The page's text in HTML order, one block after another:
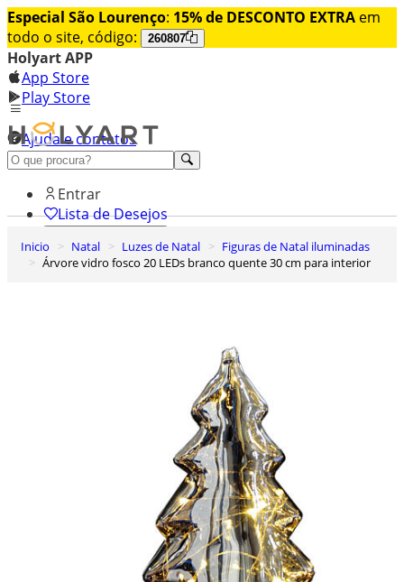
Especial São Lourenço: 15% de DESCONTO EXTRA em
todo o site, código:
260807
Holyart APP
App Store
Play Store
Ajuda e contatos
Conheça premium
Entrar
Lista de Desejos
Carrinho de Compras
Inicio Natal Luzes de Natal
Figuras de Natal iluminadas
Árvore vidro fosco 20 LEDs branco quente 30 cm para interior